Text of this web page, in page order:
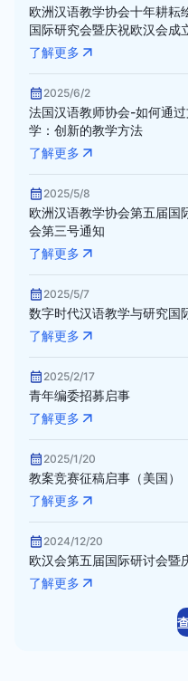
欧洲汉语教学协会十年耕耘
国际研究会暨庆祝欧汉会成
了解更多
2025/6/2
法国汉语教师协会-如何通
学：创新的教学方法
了解更多
2025/5/8
欧洲汉语教学协会第五届国
会第三号通知
了解更多
2025/5/7
数字时代汉语教学与研究国
了解更多
2025/2/17
青年编委招募启事
了解更多
2025/1/20
教案竞赛征稿启事（美国）
了解更多
2024/12/20
欧汉会第五届国际研讨会暨
了解更多